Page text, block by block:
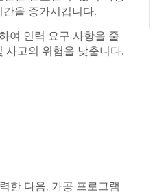
을 증가시킵니다.
여 인력 요구 사항을 줄
사고의 위험을 낮춥니다.
한 다음, 가공 프로그램